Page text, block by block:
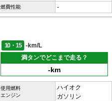
燃費性能 -
10・15
-km/L
満タンでどこまで走る？
-km
使用燃料
エンジン
ハイオク
ガソリン